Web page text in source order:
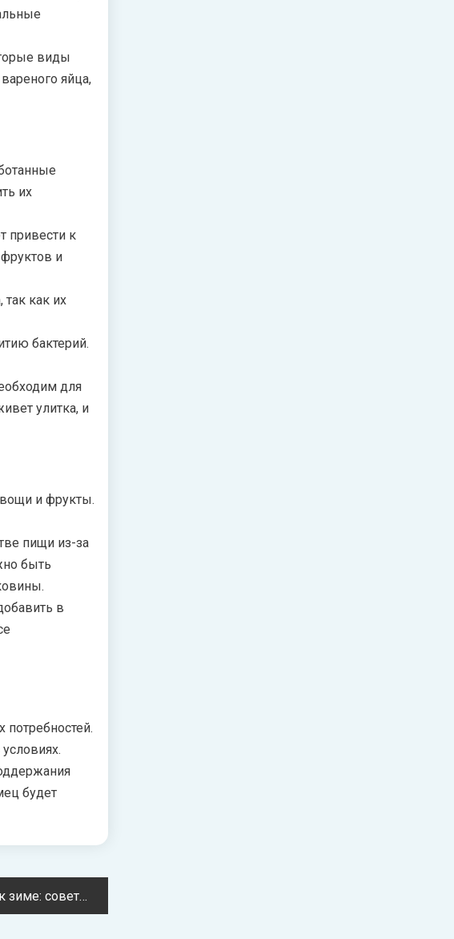
виды
яйца,
их
привести к
и
как их
бактерий.
для
улитка, и
и фрукты.
пищи из-за
быть
в
будет
для зимовки наземных улиток